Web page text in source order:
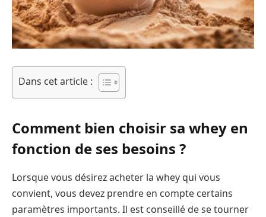
Dans cet article :
Comment bien choisir sa whey en
fonction de ses besoins ?
Lorsque vous désirez acheter la whey qui vous
convient, vous devez prendre en compte certains
paramètres importants. Il est conseillé de se tourner